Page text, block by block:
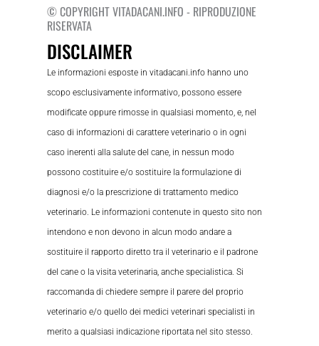
© COPYRIGHT VITADACANI.INFO - RIPRODUZIONE
RISERVATA
DISCLAIMER
Le informazioni esposte in vitadacani.info hanno uno
scopo esclusivamente informativo, possono essere
modificate oppure rimosse in qualsiasi momento, e, nel
caso di informazioni di carattere veterinario o in ogni
caso inerenti alla salute del cane, in nessun modo
possono costituire e/o sostituire la formulazione di
diagnosi e/o la prescrizione di trattamento medico
veterinario. Le informazioni contenute in questo sito non
intendono e non devono in alcun modo andare a
sostituire il rapporto diretto tra il veterinario e il padrone
del cane o la visita veterinaria, anche specialistica. Si
raccomanda di chiedere sempre il parere del proprio
veterinario e/o quello dei medici veterinari specialisti in
merito a qualsiasi indicazione riportata nel sito stesso.